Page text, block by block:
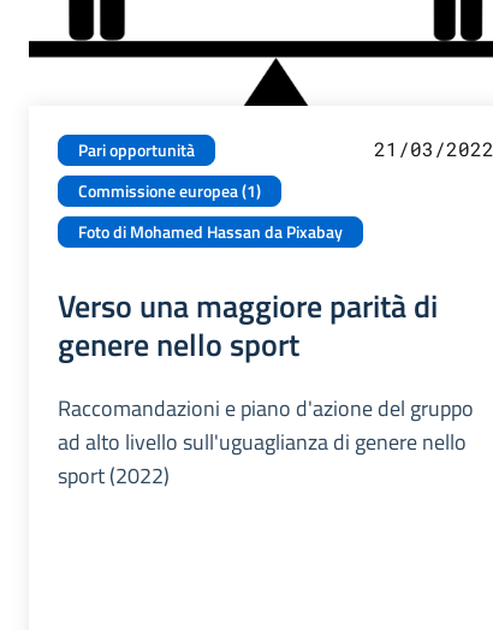
Pari opportunità
Commissione europea (1)
Foto di Mohamed Hassan da Pixabay
21/03/2022
Verso una maggiore parità di
genere nello sport
Raccomandazioni e piano d'azione del gruppo
ad alto livello sull'uguaglianza di genere nello
sport (2022)